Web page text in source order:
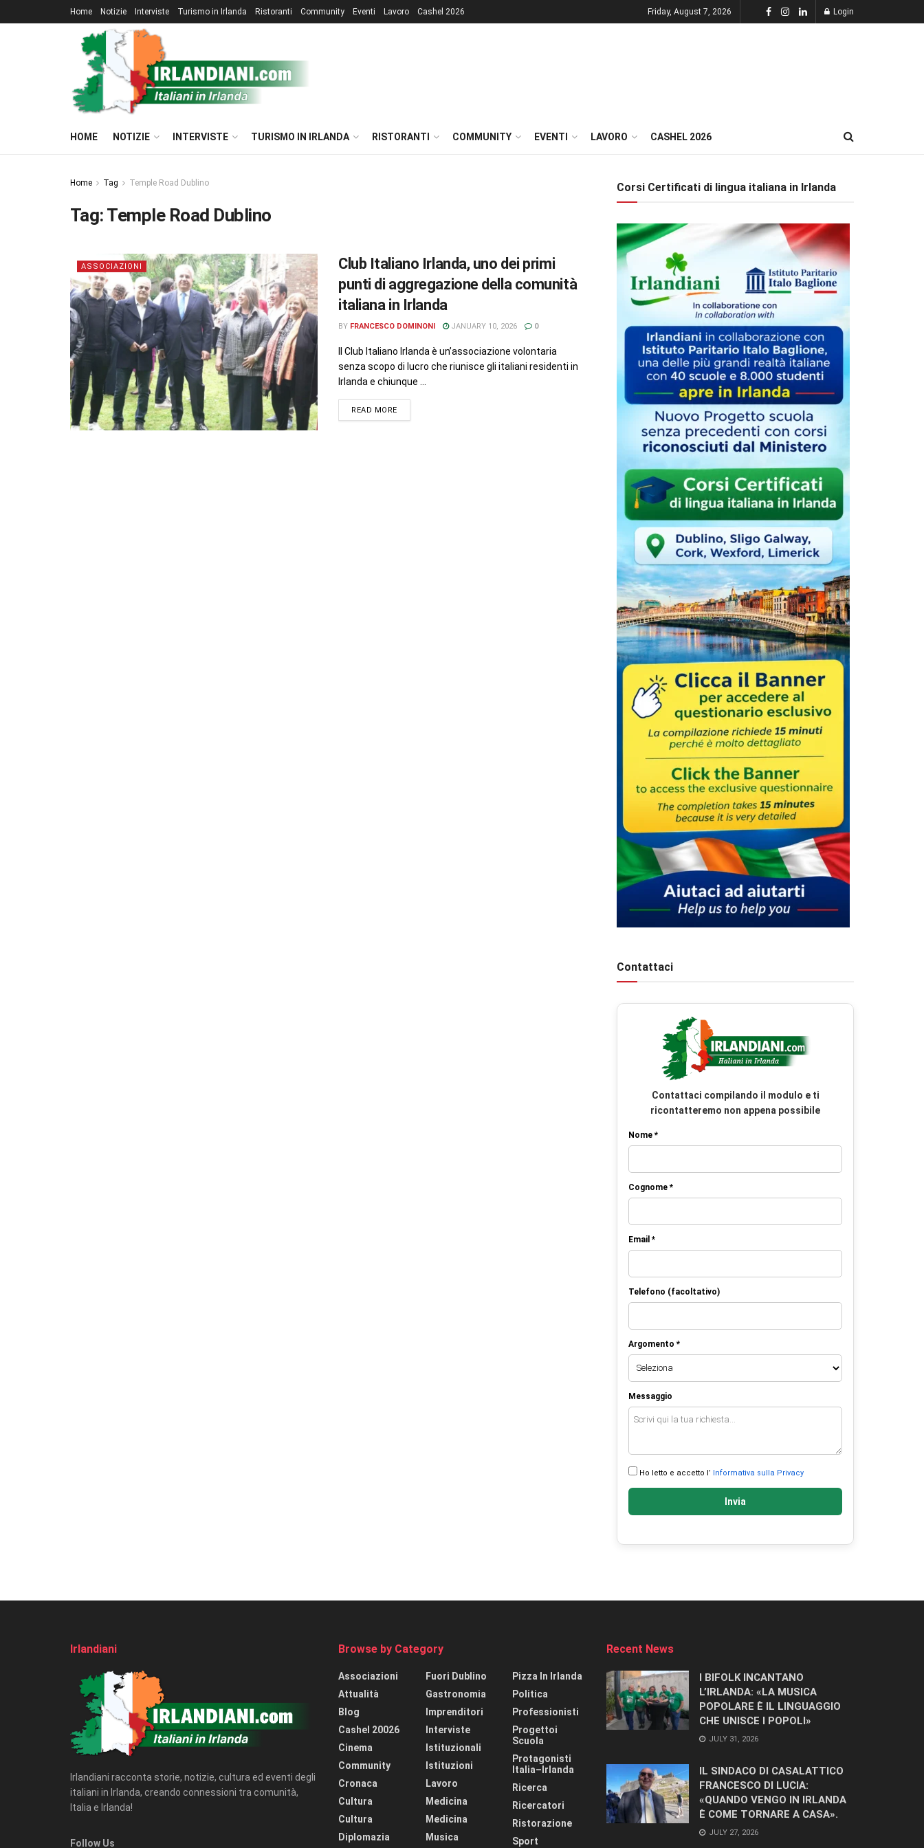
Home Notizie Interviste Turismo in Irlanda Ristoranti Community Eventi Lavoro Cashel 2026 Friday, August 7, 2026 Login
HOME NOTIZIE INTERVISTE TURISMO IN IRLANDA RISTORANTI COMMUNITY EVENTI LAVORO CASHEL 2026
Home Tag Temple Road Dublino
Tag: Temple Road Dublino
ASSOCIAZIONI
Club Italiano Irlanda, uno dei primi
punti di aggregazione della comunità
italiana in Irlanda
BY FRANCESCO DOMINONI JANUARY 10, 2026 0
Il Club Italiano Irlanda è un’associazione volontaria
senza scopo di lucro che riunisce gli italiani residenti in
Irlanda e chiunque ...
READ MORE
Corsi Certificati di lingua italiana in Irlanda
Contattaci
Contattaci compilando il modulo e ti
ricontatteremo non appena possibile
Nome *
Cognome *
Email *
Telefono (facoltativo)
Argomento *
Messaggio
Ho letto e accetto l’ Informativa sulla Privacy
Invia
Irlandiani
Irlandiani racconta storie, notizie, cultura ed eventi degli
italiani in Irlanda, creando connessioni tra comunità,
Italia e Irlanda!
Follow Us
Browse by Category
Associazioni
Attualità
Blog
Cashel 20026
Cinema
Community
Cronaca
Cultura
Cultura
Diplomazia
Fuori Dublino
Gastronomia
Imprenditori
Interviste
Istituzionali
Istituzioni
Lavoro
Medicina
Medicina
Musica
Pizza In Irlanda
Politica
Professionisti
Progettoi
Scuola
Protagonisti
Italia–Irlanda
Ricerca
Ricercatori
Ristorazione
Sport
Recent News
I BIFOLK INCANTANO
L’IRLANDA: «LA MUSICA
POPOLARE È IL LINGUAGGIO
CHE UNISCE I POPOLI»
JULY 31, 2026
IL SINDACO DI CASALATTICO
FRANCESCO DI LUCIA:
«QUANDO VENGO IN IRLANDA
È COME TORNARE A CASA».
JULY 27, 2026